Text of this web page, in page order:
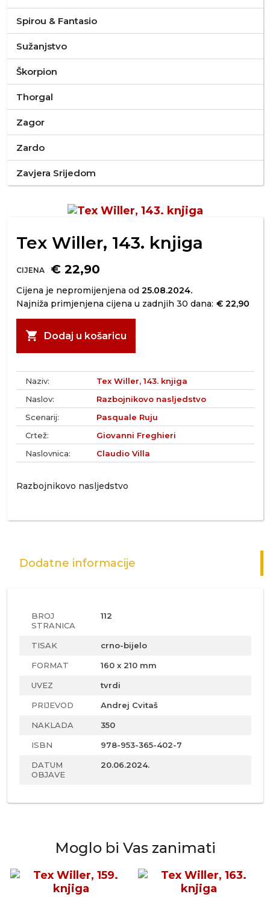
Spirou & Fantasio
Sužanjstvo
Škorpion
Thorgal
Zagor
Zardo
Zavjera Srijedom
Tex Willer, 143. knjiga
CIJENA € 22,90
Cijena je nepromijenjena od 25.08.2024.
Najniža primjenjena cijena u zadnjih 30 dana: € 22,90
shopping_cart Dodaj u košaricu
Naziv:
Tex Willer, 143. knjiga
Naslov:
Razbojnikovo nasljedstvo
Scenarij:
Pasquale Ruju
Crtež:
Giovanni Freghieri
Naslovnica:
Claudio Villa
Razbojnikovo nasljedstvo
Dodatne informacije
BROJ
STRANICA
112
TISAK crno-bijelo
FORMAT 160 x 210 mm
UVEZ tvrdi
PRIJEVOD Andrej Cvitaš
NAKLADA 350
ISBN 978-953-365-402-7
DATUM
OBJAVE
20.06.2024.
Moglo bi Vas zanimati